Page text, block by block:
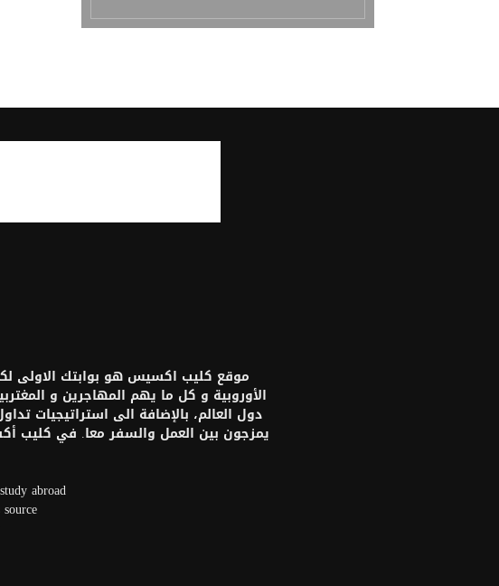
موقع كليب اكسيس هو بوابتك الاولى
الأوروبية و كل ما يهم المهاجرين و
دول العالم، بالإضافة الى استراتيجيات
يمزجون بين العمل والسفر معا. في
abroad